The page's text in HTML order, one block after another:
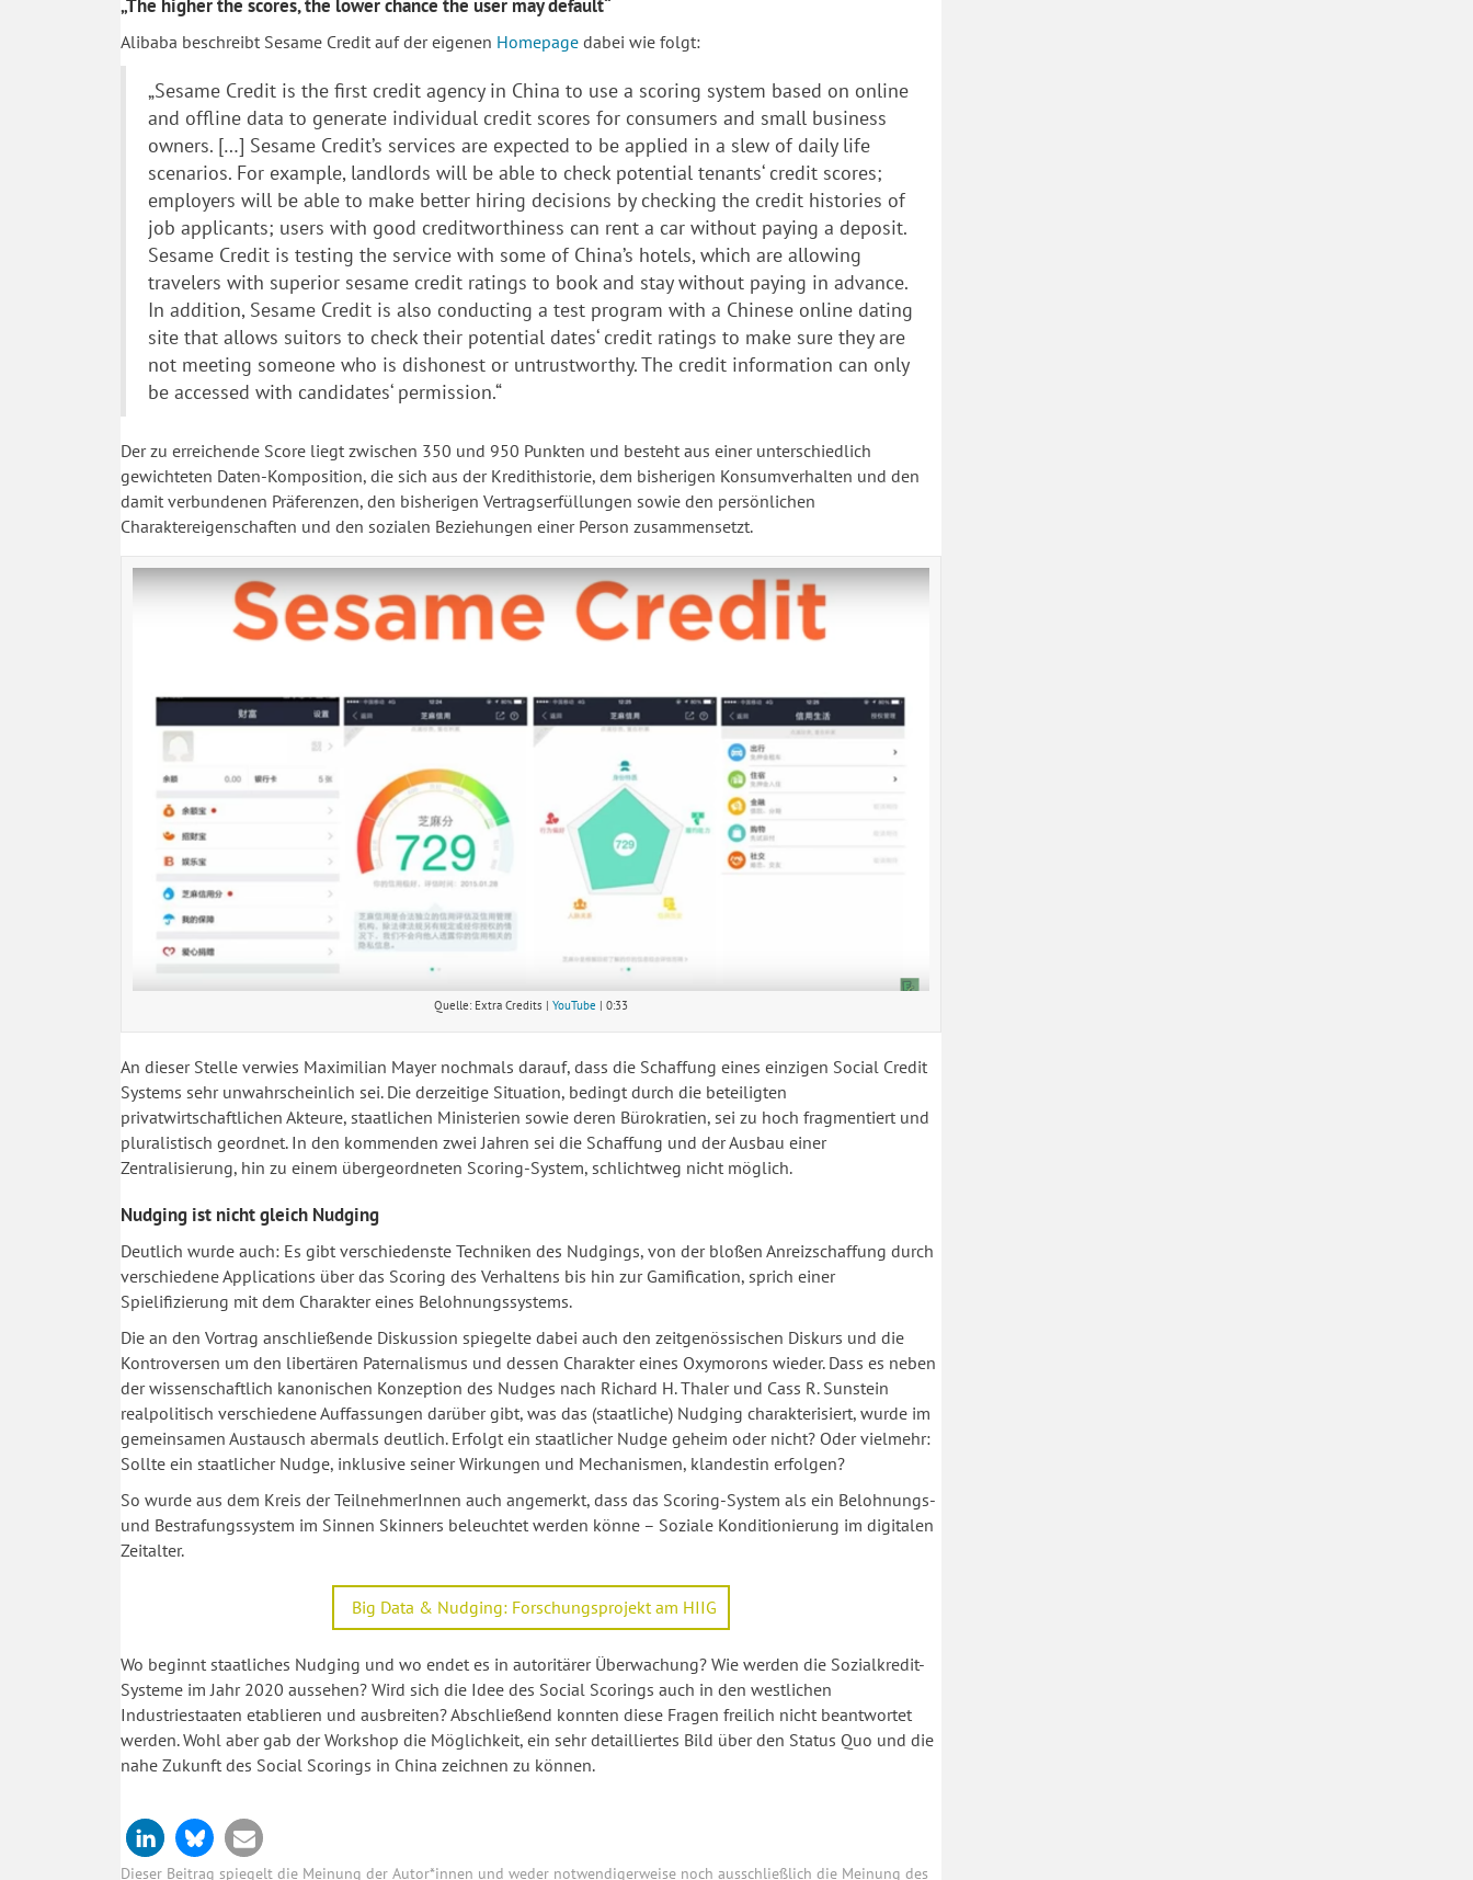
„The higher the scores, the lower chance the user may default“
Alibaba beschreibt Sesame Credit auf der eigenen Homepage dabei wie folgt:
„Sesame Credit is the first credit agency in China to use a scoring system based on online
and offline data to generate individual credit scores for consumers and small business
owners. […] Sesame Credit’s services are expected to be applied in a slew of daily life
scenarios. For example, landlords will be able to check potential tenants‘ credit scores;
employers will be able to make better hiring decisions by checking the credit histories of
job applicants; users with good creditworthiness can rent a car without paying a deposit.
Sesame Credit is testing the service with some of China’s hotels, which are allowing
travelers with superior sesame credit ratings to book and stay without paying in advance.
In addition, Sesame Credit is also conducting a test program with a Chinese online dating
site that allows suitors to check their potential dates‘ credit ratings to make sure they are
not meeting someone who is dishonest or untrustworthy. The credit information can only
be accessed with candidates‘ permission.“
Der zu erreichende Score liegt zwischen 350 und 950 Punkten und besteht aus einer unterschiedlich
gewichteten Daten-Komposition, die sich aus der Kredithistorie, dem bisherigen Konsumverhalten und den
damit verbundenen Präferenzen, den bisherigen Vertragserfüllungen sowie den persönlichen
Charaktereigenschaften und den sozialen Beziehungen einer Person zusammensetzt.
Quelle: Extra Credits |YouTube | 0:33
An dieser Stelle verwies Maximilian Mayer nochmals darauf, dass die Schaffung eines einzigen Social Credit
Systems sehr unwahrscheinlich sei. Die derzeitige Situation, bedingt durch die beteiligten
privatwirtschaftlichen Akteure, staatlichen Ministerien sowie deren Bürokratien, sei zu hoch fragmentiert und
pluralistisch geordnet. In den kommenden zwei Jahren sei die Schaffung und der Ausbau einer
Zentralisierung, hin zu einem übergeordneten Scoring-System, schlichtweg nicht möglich.
Nudging ist nicht gleich Nudging
Deutlich wurde auch: Es gibt verschiedenste Techniken des Nudgings, von der bloßen Anreizschaffung durch
verschiedene Applications über das Scoring des Verhaltens bis hin zur Gamification, sprich einer
Spielifizierung mit dem Charakter eines Belohnungssystems.
Die an den Vortrag anschließende Diskussion spiegelte dabei auch den zeitgenössischen Diskurs und die
Kontroversen um den libertären Paternalismus und dessen Charakter eines Oxymorons wieder. Dass es neben
der wissenschaftlich kanonischen Konzeption des Nudges nach Richard H. Thaler und Cass R. Sunstein
realpolitisch verschiedene Auffassungen darüber gibt, was das (staatliche) Nudging charakterisiert, wurde im
gemeinsamen Austausch abermals deutlich. Erfolgt ein staatlicher Nudge geheim oder nicht? Oder vielmehr:
Sollte ein staatlicher Nudge, inklusive seiner Wirkungen und Mechanismen, klandestin erfolgen?
So wurde aus dem Kreis der TeilnehmerInnen auch angemerkt, dass das Scoring-System als ein Belohnungs-
und Bestrafungssystem im Sinnen Skinners beleuchtet werden könne – Soziale Konditionierung im digitalen
Zeitalter.
Big Data & Nudging: Forschungsprojekt am HIIG
Wo beginnt staatliches Nudging und wo endet es in autoritärer Überwachung? Wie werden die Sozialkredit-
Systeme im Jahr 2020 aussehen? Wird sich die Idee des Social Scorings auch in den westlichen
Industriestaaten etablieren und ausbreiten? Abschließend konnten diese Fragen freilich nicht beantwortet
werden. Wohl aber gab der Workshop die Möglichkeit, ein sehr detailliertes Bild über den Status Quo und die
nahe Zukunft des Social Scorings in China zeichnen zu können.
Dieser Beitrag spiegelt die Meinung der Autor*innen und weder notwendigerweise noch ausschließlich die Meinung des